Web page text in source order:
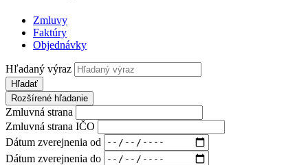
Zmluvy
Faktúry
Objednávky
Hľadaný výraz
Hľadať
Rozšírené hľadanie
Zmluvná strana
Zmluvná strana IČO
Dátum zverejnenia od
Dátum zverejnenia do